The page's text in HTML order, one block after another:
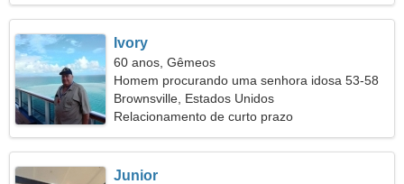
Ivory
60 anos, Gêmeos
Homem procurando uma senhora idosa 53-58
Brownsville, Estados Unidos
Relacionamento de curto prazo
Junior